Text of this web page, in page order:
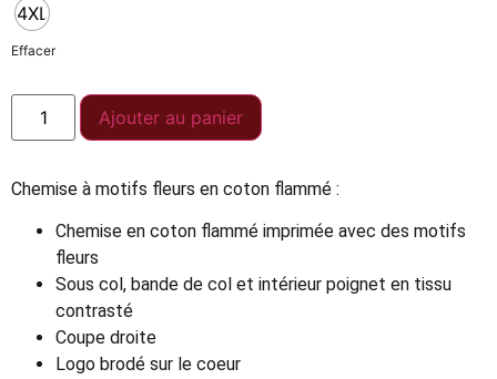
4XL
Effacer
Ajouter au panier
Chemise à motifs fleurs en coton flammé :
Chemise en coton flammé imprimée avec des motifs
fleurs
Sous col, bande de col et intérieur poignet en tissu
contrasté
Coupe droite
Logo brodé sur le coeur